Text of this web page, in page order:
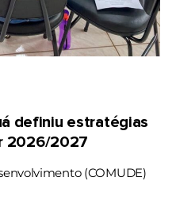
definiu estratégias
2026/2027
(COMUDE)